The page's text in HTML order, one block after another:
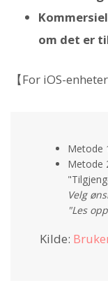
om det er
【For iOS-
Metode
Metode
Velg
"Les
Kilde: